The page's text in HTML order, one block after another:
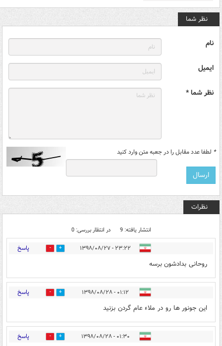
نظر شما
نام
ایمیل
نظر شما *
* لطفا عدد مقابل را در جعبه متن وارد کنید
نظرات
انتشار یافته: 9 در انتظار بررسی: 0
۲۳:۲۲ - ۱۳۹۸/۰۸/۲۷ 3 پاسخ
روحانی بدادشون برسه
۰۱:۱۲ - ۱۳۹۸/۰۸/۲۸ 1 پاسخ
این جونور ها رو در ملاء عام گردن بزنید
۰۱:۳۰ - ۱۳۹۸/۰۸/۲۸ 6 پاسخ